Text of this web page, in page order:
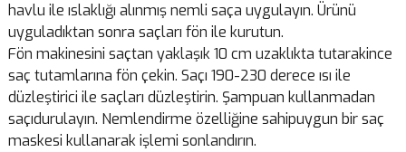
havlu ile ıslaklığı alınmış nemli saça uygulayın. Ürünü
uyguladıktan sonra saçları fön ile kurutun.
Fön makinesini saçtan yaklaşık 10 cm uzaklıkta tutarakince
saç tutamlarına fön çekin. Saçı 190-230 derece ısı ile
düzleştirici ile saçları düzleştirin. Şampuan kullanmadan
saçıdurulayın. Nemlendirme özelliğine sahipuygun bir saç
maskesi kullanarak işlemi sonlandırın.